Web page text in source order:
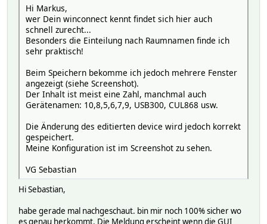
Hi Markus,
wer Dein winconnect kennt findet sich hier auch
schnell zurecht...
Besonders die Einteilung nach Raumnamen finde ich
sehr praktisch!
Beim Speichern bekomme ich jedoch mehrere Fenster
angezeigt (siehe Screenshot).
Der Inhalt ist meist eine Zahl, manchmal auch
Gerätenamen: 10,8,5,6,7,9, USB300, CUL868 usw.
Die Änderung des editierten device wird jedoch korrekt
gespeichert.
Meine Konfiguration ist im Screenshot zu sehen.
VG Sebastian
Hi Sebastian,
habe gerade mal nachgeschaut. bin mir noch 100% sicher wo